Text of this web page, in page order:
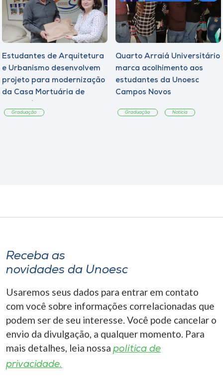
Estudantes de Arquitetura
e Urbanismo desenvolvem
projeto para modernização
da Casa Mortuária de
Graduação
Quarto Arraiá Universitário
marca acolhimento aos
estudantes da Unoesc
Campos Novos
Graduação Notícia
Receba as
novidades da Unoesc
Usaremos seus dados para entrar em contato
com você sobre informações correlacionadas que
podem ser de seu interesse. Você pode cancelar o
envio da divulgação, a qualquer momento. Para
mais detalhes, leia nossa política de
privacidade.